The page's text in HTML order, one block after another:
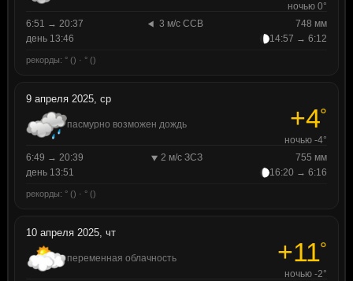
ночью 0°
6:51 → 20:37
3 м/с ССВ
748 мм
день 13:46
14:57 → 6:12
рекорды: ° () · ° ()
9 апреля 2025, ср
пасмурно возможен дождь +4°
ночью -4°
6:49 → 20:39
2 м/с ЗСЗ
755 мм
день 13:51
16:20 → 6:16
рекорды: ° () · ° ()
10 апреля 2025, чт
переменная облачность +11°
ночью -2°